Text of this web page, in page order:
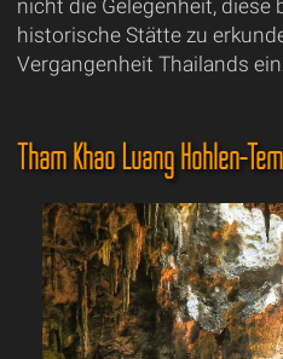
nicht die Gelegenheit, diese
historische Stätte zu
Vergangenheit Thailands
Tham Khao Luang Höhlen-